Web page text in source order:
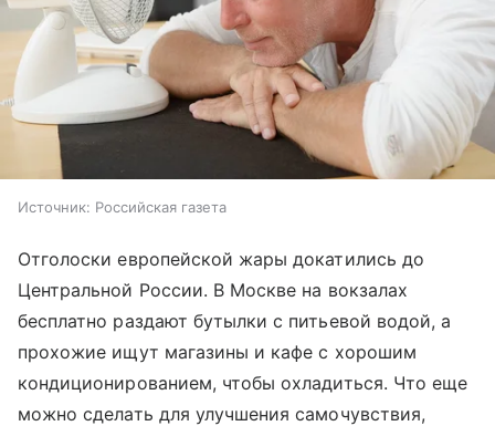
Источник: Российская газета
Отголоски европейской жары докатились до
Центральной России. В Москве на вокзалах
бесплатно раздают бутылки с питьевой водой, а
прохожие ищут магазины и кафе с хорошим
кондиционированием, чтобы охладиться. Что еще
можно сделать для улучшения самочувствия,